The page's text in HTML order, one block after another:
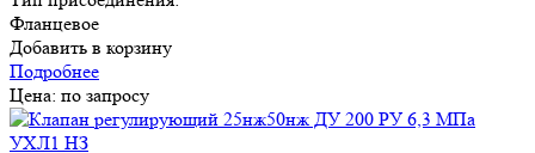
Фланцевое
Добавить в корзину
Подробнее
Цена: по запросу